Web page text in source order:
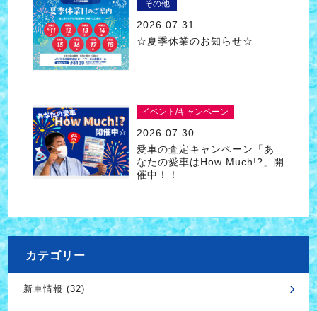
その他
2026.07.31
☆夏季休業のお知らせ☆
イベント/キャンペーン
2026.07.30
愛車の査定キャンペーン「あ
なたの愛車はHow Much!?」開
催中！！
カテゴリー
新車情報 (32)